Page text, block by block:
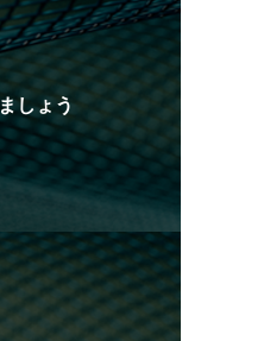
しょう